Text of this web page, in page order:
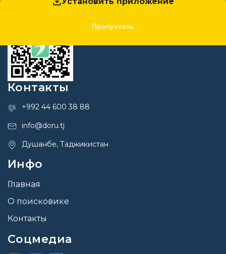
Пропустить
Контакты
+992 44 600 38 88
info@doru.tj
Душанбе, Таджикистан
Инфо
Главная
О поисковике
Контакты
Соцмедиа